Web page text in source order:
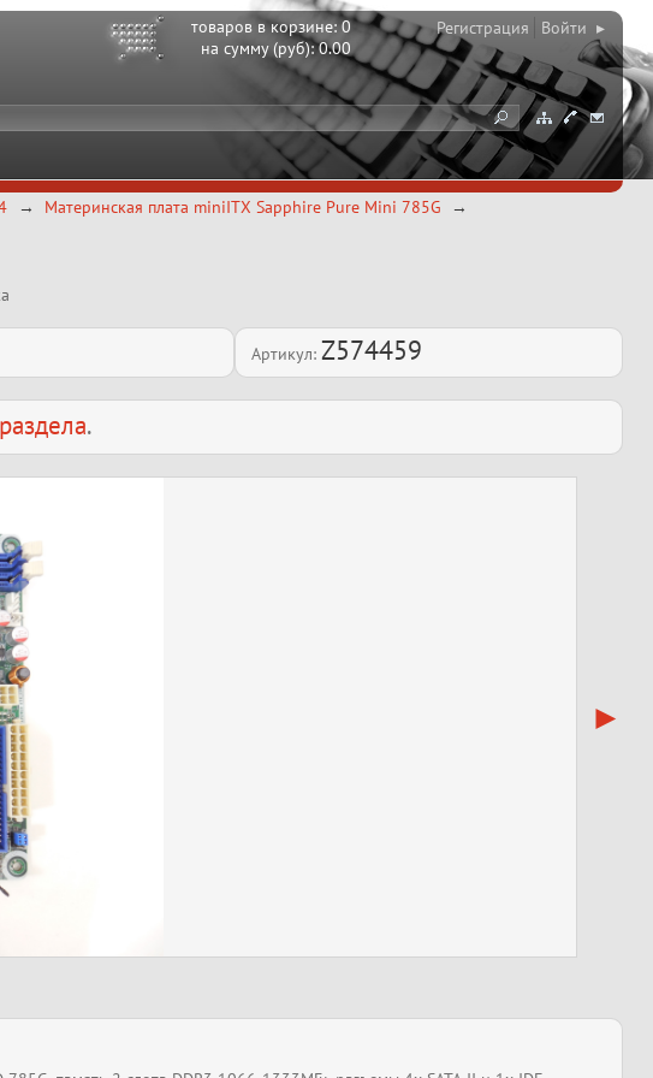
товаров в корзине:0
на сумму (руб):0.00
Регистрация Войти ▸
Материнская плата miniITX Sapphire Pure Mini 785G
Артикул: Z574459
.